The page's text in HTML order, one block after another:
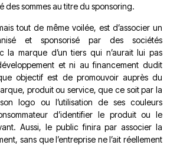
des sommes au titre du sponsoring.
tout de même voilée, est d’associer un
et sponsorisé par des sociétés
la marque d’un tiers qui n’aurait lui pas
et ni au financement dudit
objectif est de promouvoir auprès du
produit ou service, que ce soit par la
logo ou l’utilisation de ses couleurs
d’identifier le produit ou le
Aussi, le public finira par associer la
sans que l’entreprise ne l’ait réellement